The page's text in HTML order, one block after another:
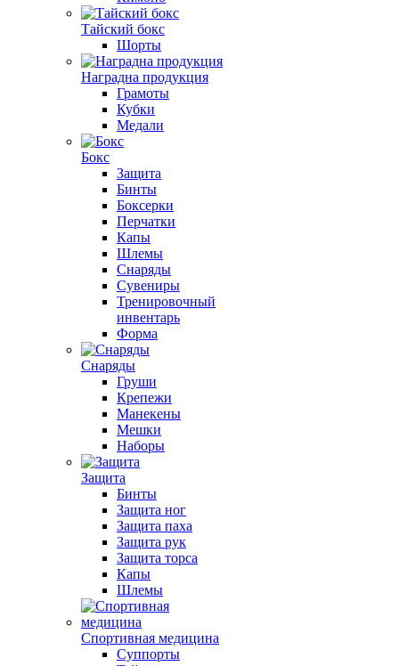
Тайский бокс
Шорты
Наградна продукция
Грамоты
Кубки
Медали
Бокс
Защита
Бинты
Боксерки
Перчатки
Капы
Шлемы
Снаряды
Сувениры
Тренировочный
инвентарь
Форма
Снаряды
Груши
Крепежи
Манекены
Мешки
Наборы
Защита
Бинты
Защита ног
Защита паха
Защита рук
Защита торса
Капы
Шлемы
Спортивная медицина
Суппорты